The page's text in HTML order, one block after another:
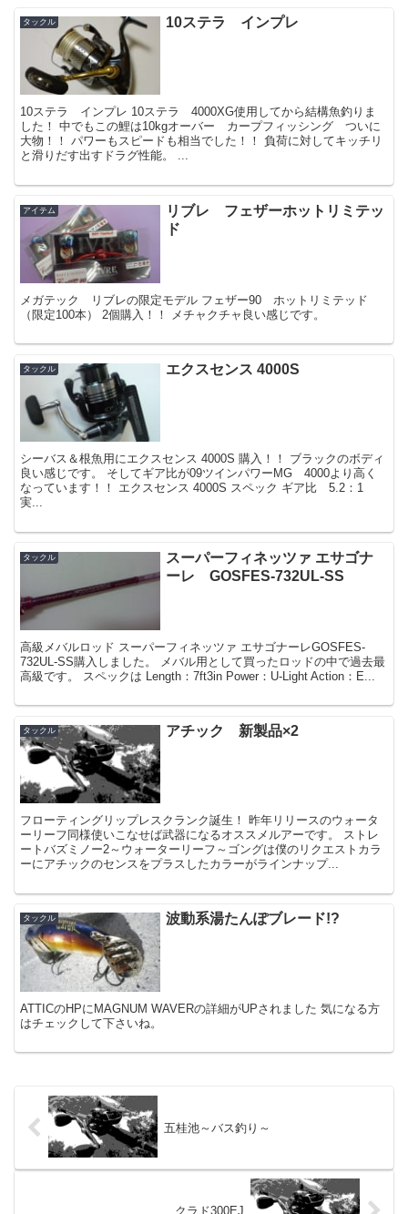
タックル 10ステラ インプレ
10ステラ インプレ 10ステラ 4000XG使用してから結構魚釣りま
した！ 中でもこの鯉は10kgオーバー カープフィッシング ついに
大物！！ パワーもスピードも相当でした！！ 負荷に対してキッチリ
と滑りだす出すドラグ性能。 ...
アイテム
リブレ フェザーホットリミテッ
ド
メガテック リブレの限定モデル フェザー90 ホットリミテッド
（限定100本） 2個購入！！ メチャクチャ良い感じです。
タックル エクスセンス 4000S
シーバス＆根魚用にエクスセンス 4000S 購入！！ ブラックのボディ
良い感じです。 そしてギア比が09ツインパワーMG 4000より高く
なっています！！ エクスセンス 4000S スペック ギア比 5.2：1
実...
タックル
スーパーフィネッツァ エサゴナ
ーレ GOSFES-732UL-SS
高級メバルロッド スーパーフィネッツァ エサゴナーレGOSFES-
732UL-SS購入しました。 メバル用として買ったロッドの中で過去最
高級です。 スペックは Length：7ft3in Power：U-Light Action：E...
タックル アチック 新製品×2
フローティングリップレスクランク誕生！ 昨年リリースのウォータ
ーリーフ同様使いこなせば武器になるオススメルアーです。 ストレ
ートバズミノー2～ウォーターリーフ～ゴングは僕のリクエストカラ
ーにアチックのセンスをプラスしたカラーがラインナップ...
タックル 波動系湯たんぽブレード!?
ATTICのHPにMAGNUM WAVERの詳細がUPされました 気になる方
はチェックして下さいね。
五桂池～バス釣り～
クラド300EJ